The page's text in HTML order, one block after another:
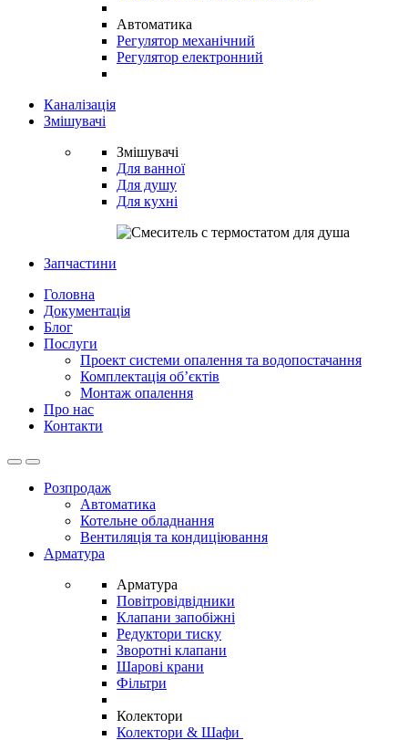
Автоматика
Регулятор механічний
Регулятор електронний
Каналізація
Змішувачі
Змішувачі
Для ванної
Для душу
Для кухні
Запчастини
Головна
Документація
Блог
Послуги
Проект системи опалення та водопостачання
Комплектація об’єктів
Монтаж опалення
Про нас
Контакти
OpenClose
Розпродаж
Автоматика
Котельне обладнання
Вентиляція та кондиціювання
Арматура
Арматура
Повітровідвідники
Клапани запобіжні
Редуктори тиску
Зворотні клапани
Шарові крани
Фільтри
Колектори
Колектори & Шафи